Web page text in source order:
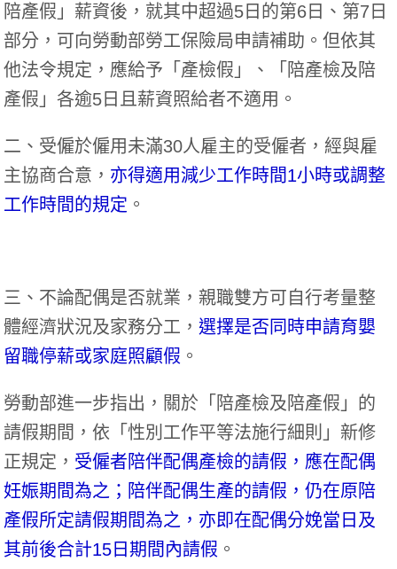
陪產假」薪資後，就其中超過5日的第6日、第7日
部分，可向勞動部勞工保險局申請補助。但依其
他法令規定，應給予「產檢假」、「陪產檢及陪
產假」各逾5日且薪資照給者不適用。
二、受僱於僱用未滿30人雇主的受僱者，經與雇
主協商合意， 亦得適用減少工作時間1小時或調整
工作時間的規定 。
三、不論配偶是否就業，親職雙方可自行考量整
體經濟狀況及家務分工， 選擇是否同時申請育嬰
留職停薪或家庭照顧假 。
勞動部進一步指出，關於「陪產檢及陪產假」的
請假期間，依「性別工作平等法施行細則」新修
正規定， 受僱者陪伴配偶產檢的請假，應在配偶
妊娠期間為之；陪伴配偶生產的請假，仍在原陪
產假所定請假期間為之，亦即在配偶分娩當日及
其前後合計15日期間內請假 。